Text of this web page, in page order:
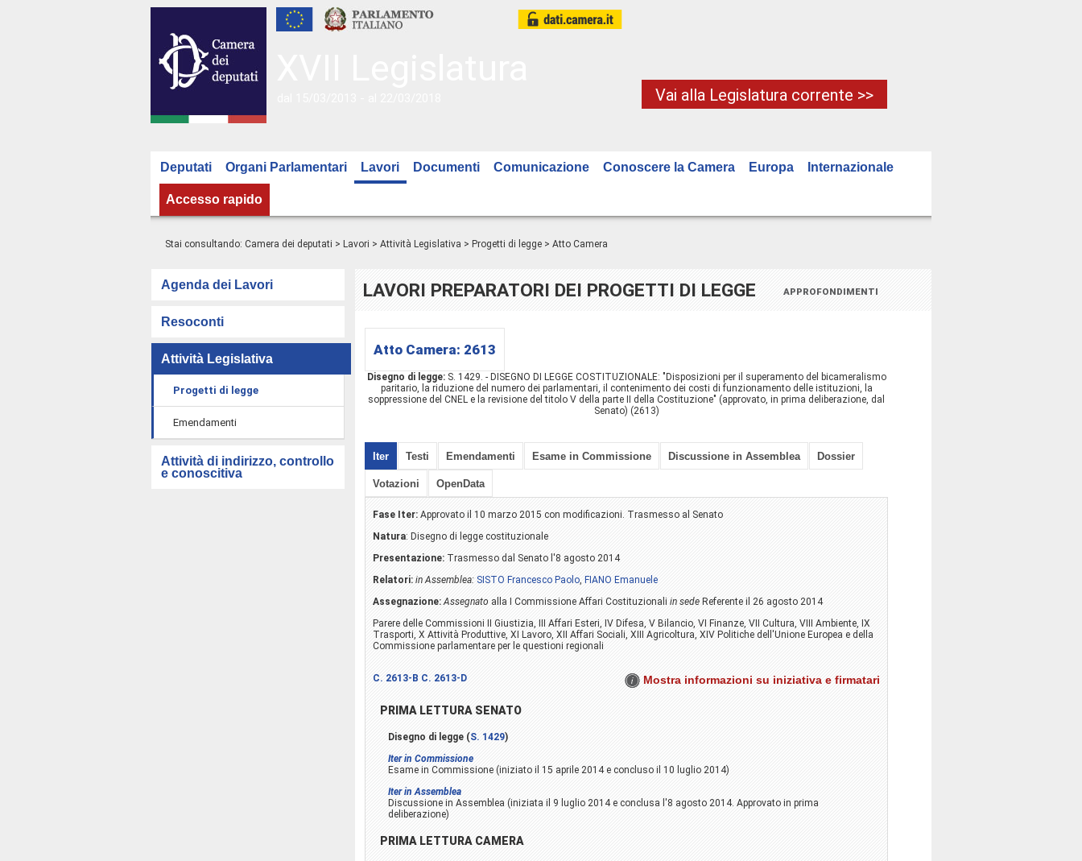
Vai alla Legislatura corrente >>
Deputati Organi Parlamentari Lavori Documenti Comunicazione Conoscere la Camera Europa Internazionale
Accesso rapido
Stai consultando: Camera dei deputati > Lavori > Attività Legislativa > Progetti di legge > Atto Camera
Agenda dei Lavori
Resoconti
Attività Legislativa
Progetti di legge
Emendamenti
Attività di indirizzo, controllo
e conoscitiva
LAVORI PREPARATORI DEI PROGETTI DI LEGGE APPROFONDIMENTI
Atto Camera: 2613
Disegno di legge:S. 1429. - DISEGNO DI LEGGE COSTITUZIONALE: "Disposizioni per il superamento del bicameralismo
paritario, la riduzione del numero dei parlamentari, il contenimento dei costi di funzionamento delle istituzioni, la
soppressione del CNEL e la revisione del titolo V della parte II della Costituzione" (approvato, in prima deliberazione, dal
Senato) (2613)
Iter Testi Emendamenti Esame in Commissione Discussione in Assemblea Dossier
Votazioni OpenData
Fase Iter: Approvato il 10 marzo 2015 con modificazioni. Trasmesso al Senato
Natura: Disegno di legge costituzionale
Presentazione: Trasmesso dal Senato l'8 agosto 2014
Relatori: in Assemblea: SISTO Francesco Paolo, FIANO Emanuele
Assegnazione: Assegnato alla I Commissione Affari Costituzionali in sede Referente il 26 agosto 2014
Parere delle Commissioni II Giustizia, III Affari Esteri, IV Difesa, V Bilancio, VI Finanze, VII Cultura, VIII Ambiente, IX
Trasporti, X Attività Produttive, XI Lavoro, XII Affari Sociali, XIII Agricoltura, XIV Politiche dell'Unione Europea e della
Commissione parlamentare per le questioni regionali
Mostra informazioni su iniziativa e firmatari
C. 2613-B C. 2613-D
PRIMA LETTURA SENATO
Disegno di legge (S. 1429)
Iter in Commissione
Esame in Commissione (iniziato il 15 aprile 2014 e concluso il 10 luglio 2014)
Iter in Assemblea
Discussione in Assemblea (iniziata il 9 luglio 2014 e conclusa l'8 agosto 2014. Approvato in prima
deliberazione)
PRIMA LETTURA CAMERA